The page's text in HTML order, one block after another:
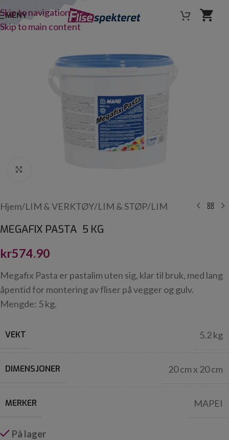
Skip to navigation
Skip to main content
MENY
Hjem/LIM & VERKTØY/LIM & STØP/LIM
MEGAFIX PASTA 5 KG
kr574.90
Megafix Pasta er pastalim uten sig, klar til bruk, med lang
åpentid for montering av fliser på vegger og gulv.
Mengde: 5 kg.
VEKT 5.2 kg
DIMENSJONER 20 cm x 20 cm
MERKER MAPEI
På lager